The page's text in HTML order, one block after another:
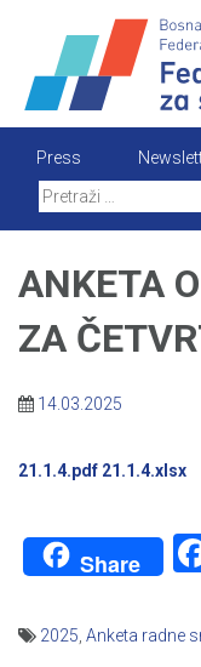
content
Press
ANKETA
ZA
14.03.2025
21.1.4.pdf 21.1.4.xlsx
Share
2025 Anketa radne